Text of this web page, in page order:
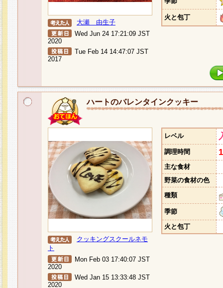
大瀬 由生子
Wed Jun 24 17:21:09 JST
2020
Tue Feb 14 14:47:07 JST
2017
火と包丁
ハートのバレンタインクッキー
クッキングスクールネモ
ト
Mon Feb 03 17:40:07 JST
2020
Wed Jan 15 13:33:48 JST
2020
レベル
調理時間
主な食材
野菜の食材の色
種類
季節
火と包丁